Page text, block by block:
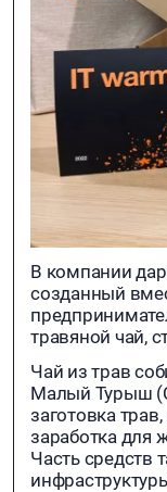
В компании
созданный
травяной чай,
Чай из трав
Малый Турыш
заготовка
заработка для
Часть средств